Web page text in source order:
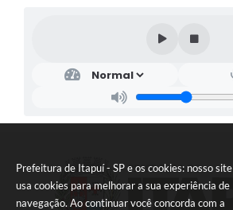
Prefeitura de Itapuí - SP e os cookies: nosso site
usa cookies para melhorar a sua experiência de
navegação. Ao continuar você concorda com a